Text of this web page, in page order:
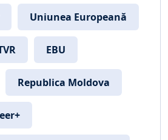
Uniunea Europeană
EBU
Republica Moldova